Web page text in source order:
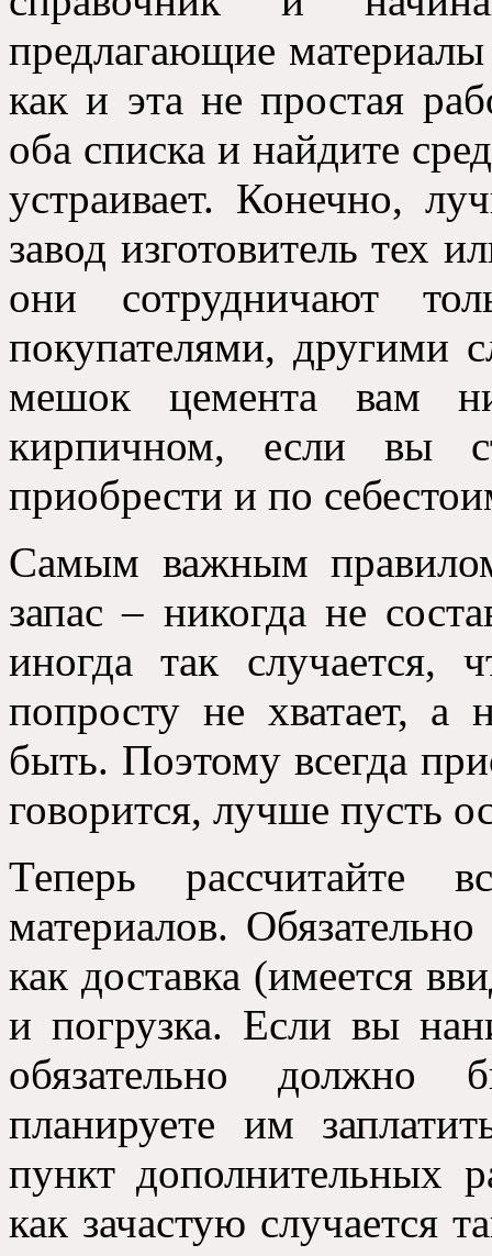
предлагающие
как и эта не простая
оба списка и найдите
устраивает. Конечно,
завод изготовитель тех
они сотрудничают
покупателями, другими
мешок цемента вам
кирпичном, если вы
приобрести и по
Самым важным
запас – никогда не
иногда так случается,
попросту не хватает,
быть. Поэтому всегда
говорится, лучше пусть
Теперь рассчитайте
материалов.
как доставка (имеется
и погрузка. Если вы
обязательно должно
планируете им
пункт дополнительных
как зачастую случается